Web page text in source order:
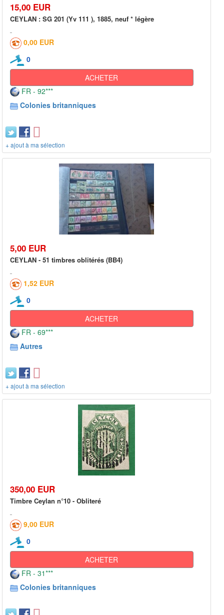
15,00 EUR
CEYLAN : SG 201 (Yv 111 ), 1885, neuf * légère
0,00 EUR
0
ACHETER
FR - 92***
Colonies britanniques
+ ajout à ma sélection
5,00 EUR
CEYLAN - 51 timbres oblitérés (BB4)
1,52 EUR
0
ACHETER
FR - 69***
Autres
+ ajout à ma sélection
350,00 EUR
Timbre Ceylan n°10 - Obliteré
9,00 EUR
0
ACHETER
FR - 31***
Colonies britanniques